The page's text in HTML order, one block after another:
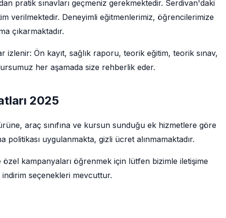
pratik sınavları geçmeniz gerekmektedir. Serdivan'daki
verilmektedir. Deneyimli eğitmenlerimiz, öğrencilerimize
çıkarmaktadır.
izlenir: Ön kayıt, sağlık raporu, teorik eğitim, teorik sınav,
her aşamada size rehberlik eder.
2025
araç sınıfına ve kursun sunduğu ek hizmetlere göre
uygulanmakta, gizli ücret alınmamaktadır.
özel kampanyaları öğrenmek için lütfen bizimle iletişime
seçenekleri mevcuttur.